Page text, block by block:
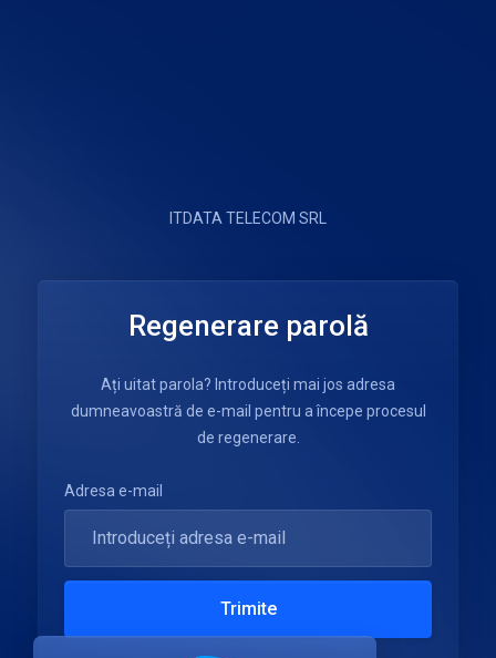
ITDATA TELECOM SRL
Regenerare parolă
Ați uitat parola? Introduceți mai jos adresa
dumneavoastră de e-mail pentru a începe procesul
de regenerare.
Adresa e-mail
Trimite